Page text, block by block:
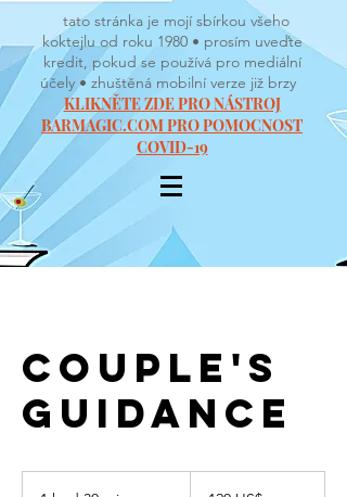
tato stránka je mojí sbírkou všeho
koktejlu od roku 1980 • prosím uveďte
kredit, pokud se používá pro mediální
účely • zhuštěná mobilní verze již brzy
KLIKNĚTE ZDE PRO NÁSTROJ
BARMAGIC.COM PRO POMOCNOST
COVID-19
Couple's
Guidance